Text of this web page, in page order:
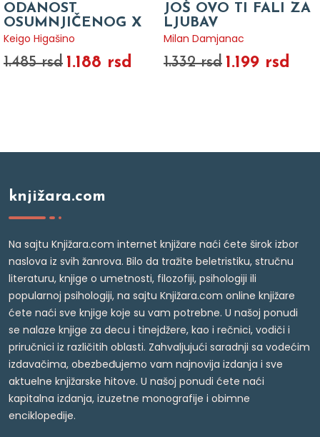
ODANOST
OSUMNJIČENOG X
Keigo Higašino
1.485 rsd 1.188 rsd
JOŠ OVO TI FALI ZA
LJUBAV
Milan Damjanac
1.332 rsd 1.199 rsd
knjižara.com
Na sajtu Knjižara.com internet knjižare naći ćete širok izbor
naslova iz svih žanrova. Bilo da tražite beletristiku, stručnu
literaturu, knjige o umetnosti, filozofiji, psihologiji ili
popularnoj psihologiji, na sajtu Knjižara.com online knjižare
ćete naći sve knjige koje su vam potrebne. U našoj ponudi
se nalaze knjige za decu i tinejdžere, kao i rečnici, vodiči i
priručnici iz različitih oblasti. Zahvaljujući saradnji sa vodećim
izdavačima, obezbeđujemo vam najnovija izdanja i sve
aktuelne knjižarske hitove. U našoj ponudi ćete naći
kapitalna izdanja, izuzetne monografije i obimne
enciklopedije.